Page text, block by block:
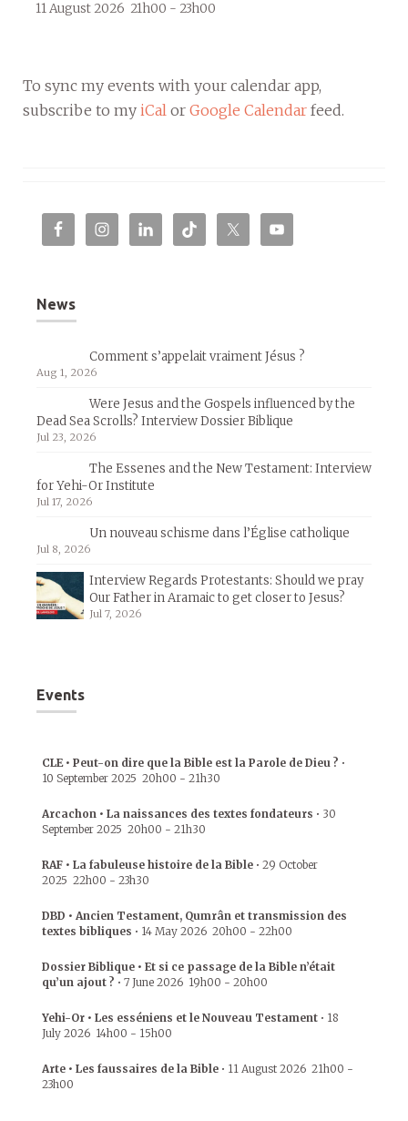
11 August 2026 21h00 - 23h00
To sync my events with your calendar app,
subscribe to my iCal or Google Calendar feed.
News
Comment s’appelait vraiment Jésus ?
Aug 1, 2026
Were Jesus and the Gospels influenced by the
Dead Sea Scrolls? Interview Dossier Biblique
Jul 23, 2026
The Essenes and the New Testament: Interview
for Yehi-Or Institute
Jul 17, 2026
Un nouveau schisme dans l’Église catholique
Jul 8, 2026
Interview Regards Protestants: Should we pray
Our Father in Aramaic to get closer to Jesus?
Jul 7, 2026
Events
CLE • Peut-on dire que la Bible est la Parole de Dieu ? •
10 September 2025 20h00 - 21h30
Arcachon • La naissances des textes fondateurs • 30
September 2025 20h00 - 21h30
RAF • La fabuleuse histoire de la Bible • 29 October
2025 22h00 - 23h30
DBD • Ancien Testament, Qumrân et transmission des
textes bibliques • 14 May 2026 20h00 - 22h00
Dossier Biblique • Et si ce passage de la Bible n’était
qu’un ajout ? • 7 June 2026 19h00 - 20h00
Yehi-Or • Les esséniens et le Nouveau Testament • 18
July 2026 14h00 - 15h00
Arte • Les faussaires de la Bible • 11 August 2026 21h00 -
23h00